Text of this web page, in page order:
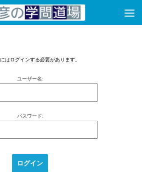
ップ
はログインする必要があります。
ユーザー名:
パスワード: